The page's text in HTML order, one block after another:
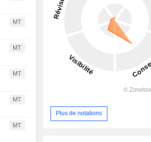
MT
MT
MT
MT
MT
Plus de notations